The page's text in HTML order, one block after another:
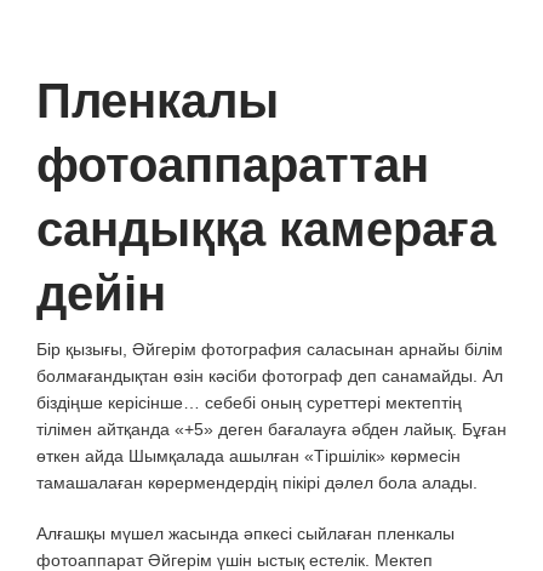
Пленкалы
фотоаппараттан
сандыққа камераға
дейін
Бір қызығы, Әйгерім фотография саласынан арнайы білім
болмағандықтан өзін кәсіби фотограф деп санамайды. Ал
біздіңше керісінше… себебі оның суреттері мектептің
тілімен айтқанда «+5» деген бағалауға әбден лайық. Бұған
өткен айда Шымқалада ашылған «Тіршілік» көрмесін
тамашалаған көрермендердің пікірі дәлел бола алады.
Алғашқы мүшел жасында әпкесі сыйлаған пленкалы
фотоаппарат Әйгерім үшін ыстық естелік. Мектеп